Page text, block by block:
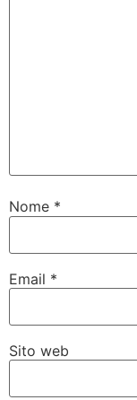
Nome *
Email *
Sito web